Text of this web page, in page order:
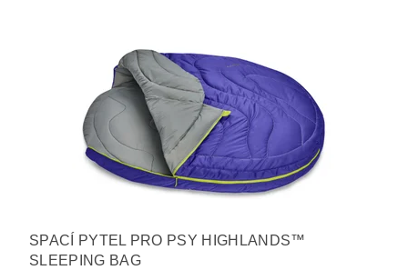
SPACÍ PYTEL PRO PSY HIGHLANDS™
SLEEPING BAG